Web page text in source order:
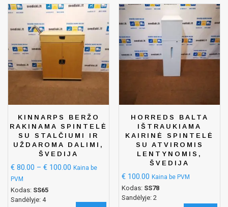
KINNARPS BERŽO
RAKINAMA SPINTELĖ
SU STALČIUMI IR
UŽDAROMA DALIMI,
ŠVEDIJA
€ 80.00 – € 100.00 Kaina be
PVM
Kodas: SS65
Sandėlyje: 4
HORREDS BALTA
IŠTRAUKIAMA
KAIRINĖ SPINTELĖ
SU ATVIROMIS
LENTYNOMIS,
ŠVEDIJA
€ 100.00 Kaina be PVM
Kodas: SS78
Sandėlyje: 2